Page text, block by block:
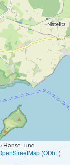
Hanse- und
(ODbL )